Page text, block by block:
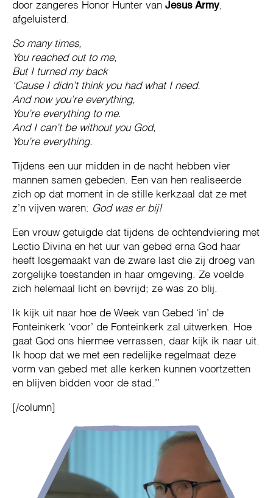
door zangeres Honor Hunter van Jesus Army,
afgeluisterd.
So many times,
You reached out to me,
But I turned my back
‘Cause I didn’t think you had what I need.
And now you’re everything,
You’re everything to me.
And I can’t be without you God,
You’re everything.
Tijdens een uur midden in de nacht hebben vier
mannen samen gebeden. Een van hen realiseerde
zich op dat moment in de stille kerkzaal dat ze met
z’n vijven waren: God was er bij!
Een vrouw getuigde dat tijdens de ochtendviering met
Lectio Divina en het uur van gebed erna God haar
heeft losgemaakt van de zware last die zij droeg van
zorgelijke toestanden in haar omgeving. Ze voelde
zich helemaal licht en bevrijd; ze was zo blij.
Ik kijk uit naar hoe de Week van Gebed ‘in’ de
Fonteinkerk ‘voor’ de Fonteinkerk zal uitwerken. Hoe
gaat God ons hiermee verrassen, daar kijk ik naar uit.
Ik hoop dat we met een redelijke regelmaat deze
vorm van gebed met alle kerken kunnen voortzetten
en blijven bidden voor de stad.’’
[/column]